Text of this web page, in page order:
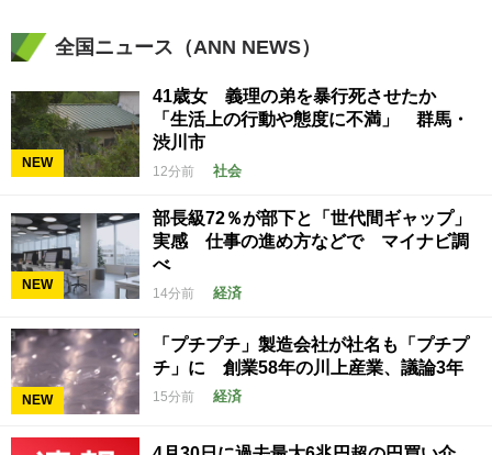
全国ニュース（ANN NEWS）
NEW
41歳女 義理の弟を暴行死させたか
「生活上の行動や態度に不満」 群馬・
渋川市
12分前 社会
NEW
部長級72％が部下と「世代間ギャップ」
実感 仕事の進め方などで マイナビ調
べ
14分前 経済
NEW
「プチプチ」製造会社が社名も「プチプ
チ」に 創業58年の川上産業、議論3年
15分前 経済